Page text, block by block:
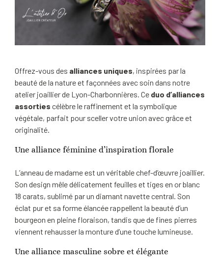
Offrez-vous des alliances uniques, inspirées par la
beauté de la nature et façonnées avec soin dans notre
atelier joaillier de Lyon-Charbonnières. Ce duo d’alliances
assorties célèbre le raffinement et la symbolique
végétale, parfait pour sceller votre union avec grâce et
originalité.
Une alliance féminine d’inspiration florale
L’anneau de madame est un véritable chef-d’œuvre joaillier.
Son design mêle délicatement feuilles et tiges en or blanc
18 carats, sublimé par un diamant navette central. Son
éclat pur et sa forme élancée rappellent la beauté d’un
bourgeon en pleine floraison, tandis que de fines pierres
viennent rehausser la monture d’une touche lumineuse.
Une alliance masculine sobre et élégante